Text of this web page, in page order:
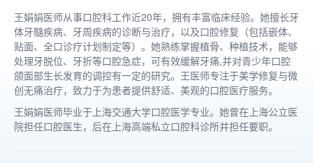
王娟娟医师从事口腔科工作近20年，拥有丰富临床经验。她擅长牙
体牙髓疾病、牙周疾病的诊断与治疗，以及口腔修复（包括嵌体、
贴面、全口诊疗计划制定等）。她熟练掌握植骨、种植技术，能够
处理牙脱位、牙折等口腔急症，可有效缓解牙痛,并对青少年口腔
颌面部生长发育的调控有一定的研究。王医师专注于美学修复与微
创无痛治疗，致力于为患者提供舒适、美观的口腔医疗服务。
王娟娟医师毕业于上海交通大学口腔医学专业。她曾在上海公立医
院担任口腔医生，后在上海高端私立口腔科诊所并担任要职。